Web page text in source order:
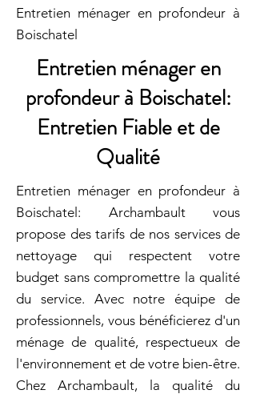
Entretien ménager en profondeur à
Boischatel
Entretien ménager en
profondeur à Boischatel:
Entretien Fiable et de
Qualité
Entretien ménager en profondeur à
Boischatel: Archambault vous
propose des tarifs de nos services de
nettoyage qui respectent votre
budget sans compromettre la qualité
du service. Avec notre équipe de
professionnels, vous bénéficierez d'un
ménage de qualité, respectueux de
l'environnement et de votre bien-être.
Chez Archambault, la qualité du